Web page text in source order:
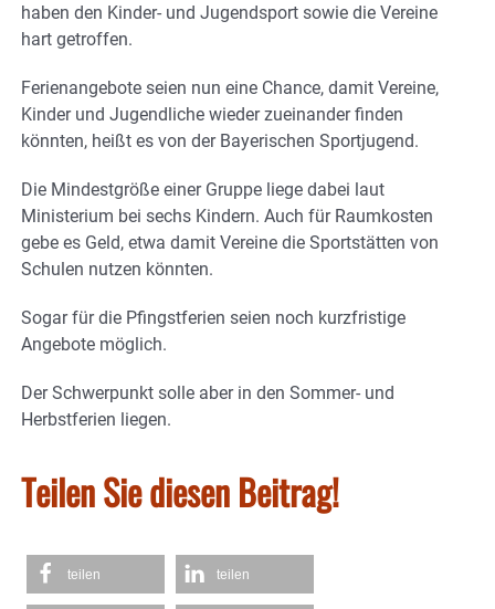
haben den Kinder- und Jugendsport sowie die Vereine
hart getroffen.
Ferienangebote seien nun eine Chance, damit Vereine,
Kinder und Jugendliche wieder zueinander finden
könnten, heißt es von der Bayerischen Sportjugend.
Die Mindestgröße einer Gruppe liege dabei laut
Ministerium bei sechs Kindern. Auch für Raumkosten
gebe es Geld, etwa damit Vereine die Sportstätten von
Schulen nutzen könnten.
Sogar für die Pfingstferien seien noch kurzfristige
Angebote möglich.
Der Schwerpunkt solle aber in den Sommer- und
Herbstferien liegen.
Teilen Sie diesen Beitrag!
teilen teilen